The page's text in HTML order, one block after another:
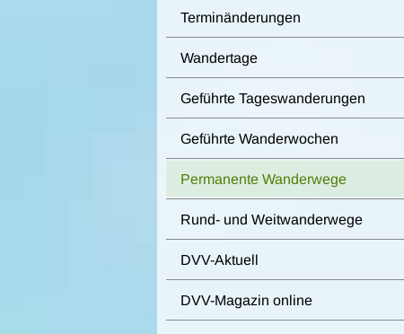
Terminänderungen
Wandertage
Geführte Tageswanderungen
Geführte Wanderwochen
Permanente Wanderwege
Rund- und Weitwanderwege
DVV-Aktuell
DVV-Magazin online